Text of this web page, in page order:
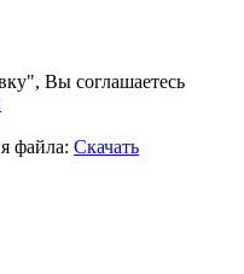
Вы соглашаетесь
файла: Скачать